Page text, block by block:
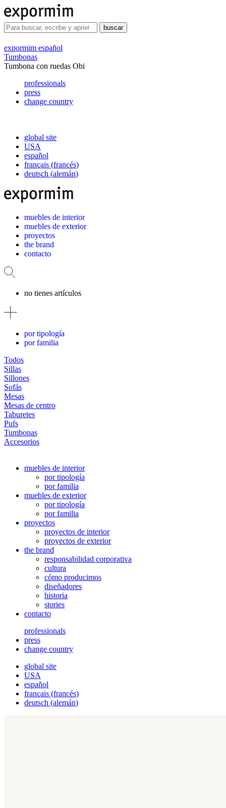
buscar
expormim español
Tumbonas
Tumbona con ruedas Obi
professionals
press
change country
global site
USA
español
français (francés)
deutsch (alemán)
muebles de interior
muebles de exterior
proyectos
the brand
contacto
no tienes artículos
por tipología
por familia
Todos
Sillas
Sillones
Sofás
Mesas
Mesas de centro
Taburetes
Pufs
Tumbonas
Accesorios
muebles de interior
por tipología
por familia
muebles de exterior
por tipología
por familia
proyectos
proyectos de interior
proyectos de exterior
the brand
responsabilidad corporativa
cultura
cómo producimos
diseñadores
historia
stories
contacto
professionals
press
change country
global site
USA
español
français (francés)
deutsch (alemán)